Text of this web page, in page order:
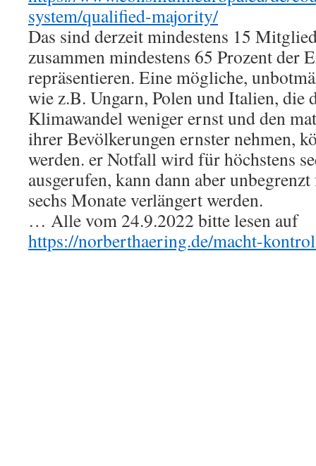
system/qualified-majority/
Das sind derzeit mindestens 15
zusammen mindestens 65 Prozent der
repräsentieren. Eine mögliche,
wie z.B. Ungarn, Polen und Italien, die
Klimawandel weniger ernst und den
ihrer Bevölkerungen ernster nehmen,
werden. er Notfall wird für höchstens
ausgerufen, kann dann aber
sechs Monate verlängert werden.
… Alle vom 24.9.2022 bitte lesen auf
https://norberthaering.de/macht-